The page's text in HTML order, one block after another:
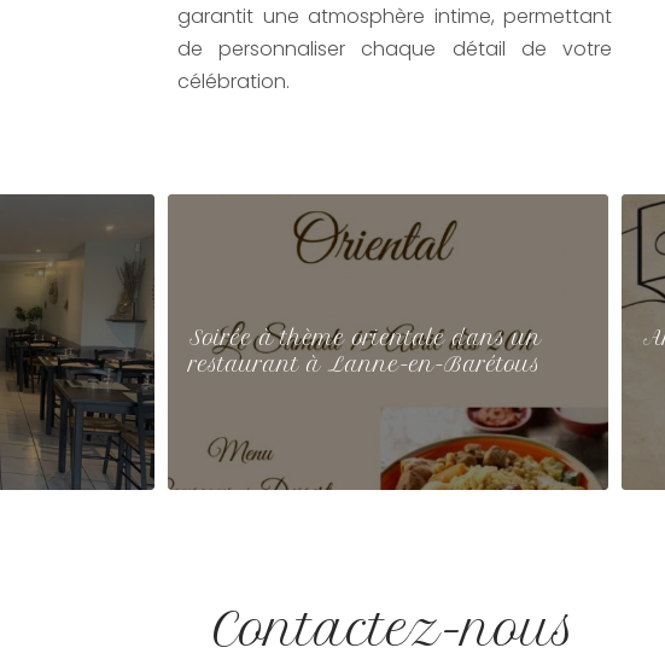
garantit une atmosphère intime, permettant
de personnaliser chaque détail de votre
célébration.
Soirée à thème orientale dans un
restaurant à Lanne-en-Barétous
Contactez-nous